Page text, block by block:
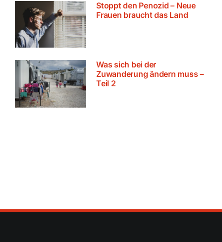
Stoppt den Penozid – Neue
Frauen braucht das Land
Was sich bei der
Zuwanderung ändern muss –
Teil 2